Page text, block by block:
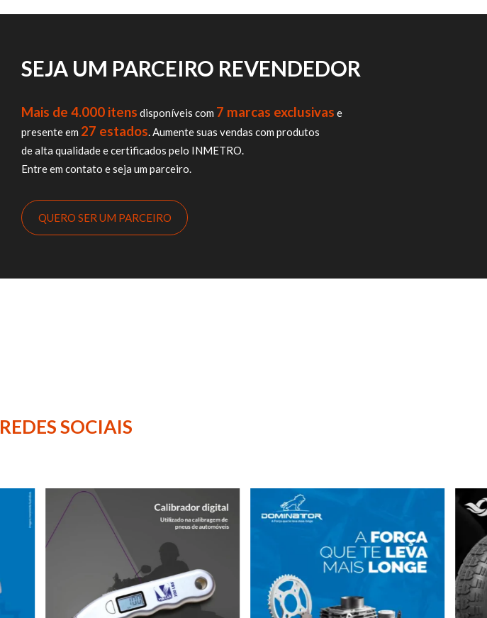
SEJA UM PARCEIRO REVENDEDOR
Mais de 4.000 itens disponíveis com 7 marcas exclusivas e
presente em 27 estados . Aumente suas vendas com produtos
de alta qualidade e certificados pelo INMETRO.
Entre em contato e seja um parceiro.
QUERO SER UM PARCEIRO
REDES SOCIAIS